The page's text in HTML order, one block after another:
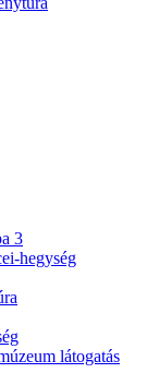
3
hegység
látogatás